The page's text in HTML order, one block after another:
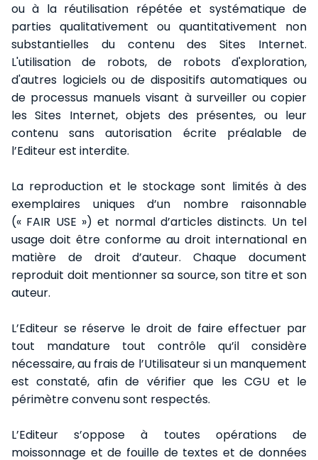
ou à la réutilisation répétée et systématique de
parties qualitativement ou quantitativement non
substantielles du contenu des Sites Internet.
L'utilisation de robots, de robots d'exploration,
d'autres logiciels ou de dispositifs automatiques ou
de processus manuels visant à surveiller ou copier
les Sites Internet, objets des présentes, ou leur
contenu sans autorisation écrite préalable de
l’Editeur est interdite.
La reproduction et le stockage sont limités à des
exemplaires uniques d’un nombre raisonnable
(« FAIR USE ») et normal d’articles distincts. Un tel
usage doit être conforme au droit international en
matière de droit d’auteur. Chaque document
reproduit doit mentionner sa source, son titre et son
auteur.
L’Editeur se réserve le droit de faire effectuer par
tout mandature tout contrôle qu’il considère
nécessaire, au frais de l’Utilisateur si un manquement
est constaté, afin de vérifier que les CGU et le
périmètre convenu sont respectés.
L’Editeur s’oppose à toutes opérations de
moissonnage et de fouille de textes et de données